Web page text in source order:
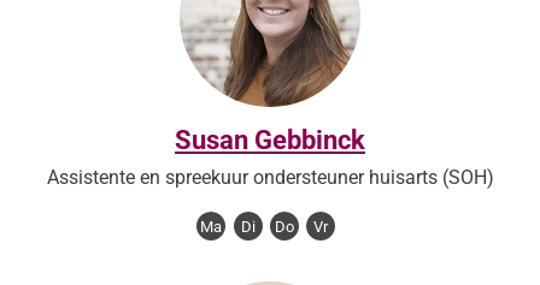
Susan Gebbinck
Assistente en spreekuur ondersteuner huisarts (SOH)
Ma Di Do Vr